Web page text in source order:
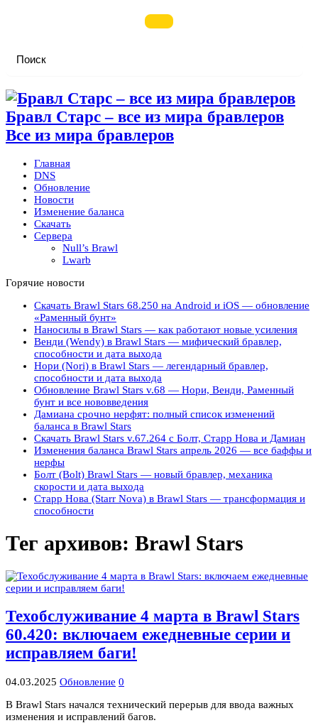
Бравл Старс – все из мира бравлеров
Все из мира бравлеров
Главная
DNS
Обновление
Новости
Изменение баланса
Скачать
Сервера
Null’s Brawl
Lwarb
Горячие новости
Скачать Brawl Stars 68.250 на Android и iOS — обновление
«Раменный бунт»
Наносилы в Brawl Stars — как работают новые усиления
Венди (Wendy) в Brawl Stars — мифический бравлер,
способности и дата выхода
Нори (Nori) в Brawl Stars — легендарный бравлер,
способности и дата выхода
Обновление Brawl Stars v.68 — Нори, Венди, Раменный
бунт и все нововведения
Дамиана срочно нерфят: полный список изменений
баланса в Brawl Stars
Скачать Brawl Stars v.67.264 с Болт, Старр Нова и Дамиан
Изменения баланса Brawl Stars апрель 2026 — все баффы и
нерфы
Болт (Bolt) Brawl Stars — новый бравлер, механика
скорости и дата выхода
Старр Нова (Starr Nova) в Brawl Stars — трансформация и
способности
Тег архивов: Brawl Stars
Техобслуживание 4 марта в Brawl Stars
60.420: включаем ежедневные серии и
исправляем баги!
04.03.2025 Обновление 0
В Brawl Stars начался технический перерыв для ввода важных
изменения и исправлений багов.